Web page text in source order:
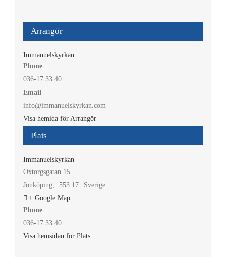
Plats
Immanuelskyrkan
Oxtorgsgatan 15
Jönköping, 553 17
Sverige
+ Google Map
Phone
036-17 33 40
Visa hemsidan för Plats
Arrangör
Immanuelskyrkan
Phone
036-17 33 40
Email
info@immanuelskyrkan.com
Visa hemida för Arrangör